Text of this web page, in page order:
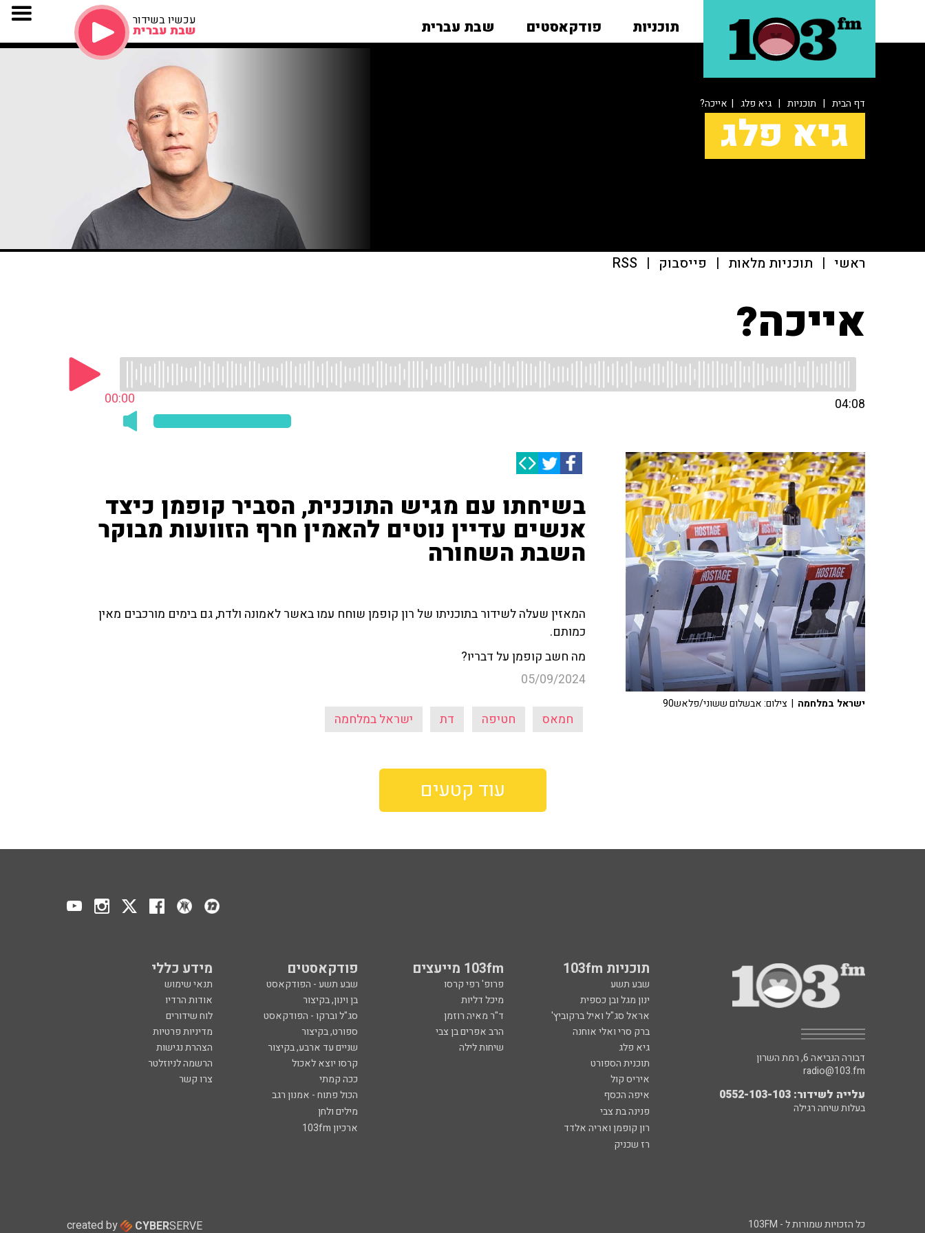
תוכניות פודקאסטים שבת עברית עכשיו בשידור
שבת עברית
דף הבית | תוכניות | גיא פלג | אייכה?
גיא פלג
ראשי | תוכניות מלאות | פייסבוק |
RSS
אייכה?
00:00 04:08
בשיחתו עם מגיש התוכנית, הסביר קופמן כיצד
אנשים עדיין נוטים להאמין חרף הזוועות מבוקר
השבת השחורה
המאזין שעלה לשידור בתוכניתו של רון קופמן שוחח עמו באשר לאמונה ולדת, גם בימים מורכבים מאין
כמותם.
מה חשב קופמן על דבריו?
05/09/2024
חמאס חטיפה דת ישראל במלחמה
ישראל במלחמה | צילום: אבשלום ששוני/פלאש90
עוד קטעים
תוכניות 103fm 103fm מייעצים פודקאסטים מידע כללי
שבע תשע פרופ' רפי קרסו שבע תשע - הפודקאסט
תנאי שימוש
ינון מגל ובן כספית
מיכל דליות בן וינון, בקיצור
אודות הרדיו
אראל סג"ל ואיל ברקוביץ'
ד"ר מאיה רוזמן סג"ל וברקו - הפודקאסט
לוח שידורים
ברק סרי ואלי אוחנה
הרב אפרים בן צבי ספורט, בקיצור
מדיניות פרטיות
גיא פלג
שיחות לילה שניים עד ארבע, בקיצור
הצהרת נגישות
תוכנית הספורט
קרסו יוצא לאכול
הרשמה לניוזלטר
איריס קול
ככה קמתי
צרו קשר
איפה הכסף
הכול פתוח - אמנון רגב
פנינה בת צבי
מילים ולחן
רון קופמן ואריה אלדד
ארכיון 103fm
רז שכניק
דבורה הנביאה 6, רמת השרון
radio@103.fm
עלייה לשידור: 0552-103-103
בעלות שיחה רגילה
כל הזכויות שמורות ל - 103FM created by CYBERSERVE